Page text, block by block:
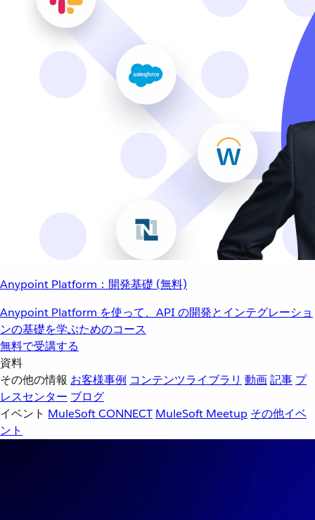
Anypoint Platform：開発基礎 (無料)
Anypoint Platform を使って、API の開発とインテグレーショ
ンの基礎を学ぶためのコース
無料で受講する
資料
その他の情報 お客様事例 コンテンツライブラリ 動画記事 プ
レスセンター ブログ
イベント MuleSoft CONNECT MuleSoft Meetup その他イベ
ント